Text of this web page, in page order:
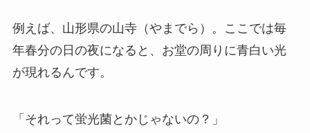
例えば、山形県の山寺（やまでら）。ここでは毎
年春分の日の夜になると、お堂の周りに青白い光
が現れるんです。
「それって蛍光菌とかじゃないの？」